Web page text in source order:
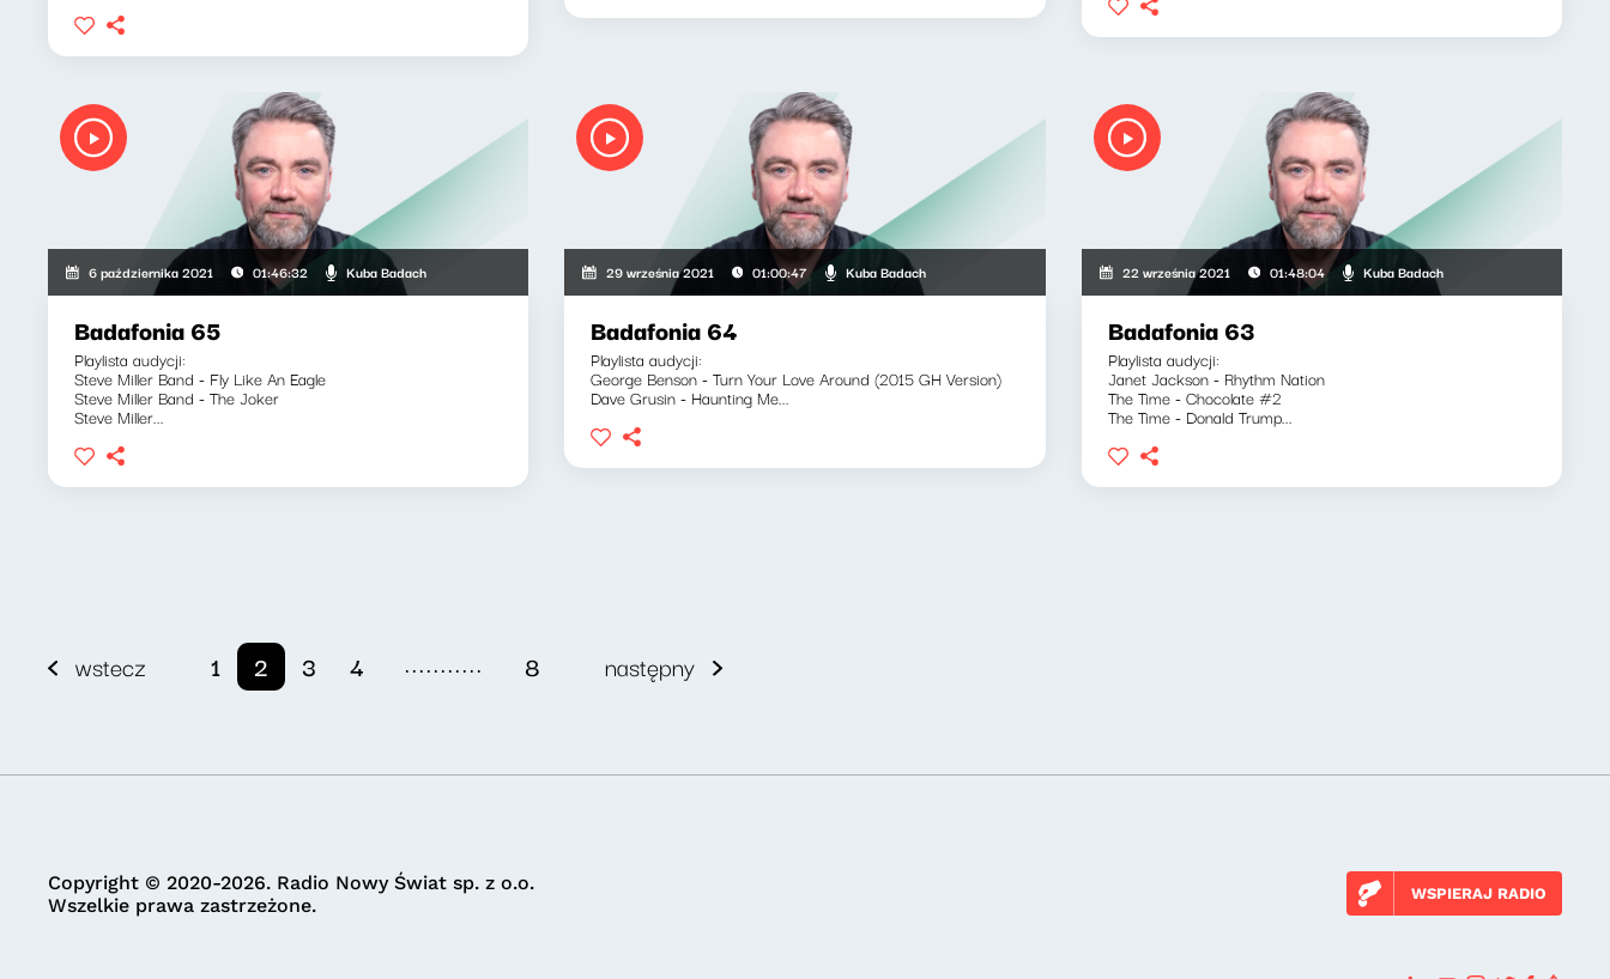
6 października 2021 01:46:32 Kuba Badach
Badafonia 65
Playlista audycji:
Steve Miller Band - Fly Like An Eagle
Steve Miller Band - The Joker
Steve Miller...
29 września 2021 01:00:47 Kuba Badach
Badafonia 64
Playlista audycji:
George Benson - Turn Your Love Around (2015 GH Version)
Dave Grusin - Haunting Me...
22 września 2021 01:48:04 Kuba Badach
Badafonia 63
Playlista audycji:
Janet Jackson - Rhythm Nation
The Time - Chocolate #2
The Time - Donald Trump...
wstecz 1 2 3 4 ........... 8 następny
Copyright © 2020-2026. Radio Nowy Świat sp. z o.o.
Wszelkie prawa zastrzeżone.
WSPIERAJ RADIO